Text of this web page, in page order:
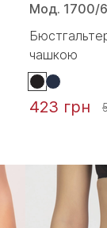
Мод. 1700/
чашкою
423 грн